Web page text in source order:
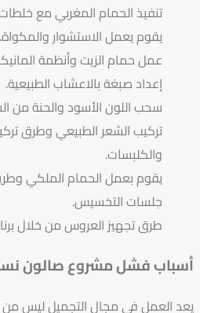
تنفيذ الحمام المغربي مع
يقوم يعمل الاستشوار والمكواة.
عمل حمام الزيت وأنظمة
إعداد صبغة بالاعشاب الطبيعية.
سحب اللون الأسود والحنة من
تركيب الشعر الطبيعي وطرق
والكلبسات.
يقوم بعمل الحمام الملكي
جلسات التخسيس.
طرق تجهيز العروس من خلال
أسباب فشل مشروع صالون
يعد العمل في مجال التجميل ليس من